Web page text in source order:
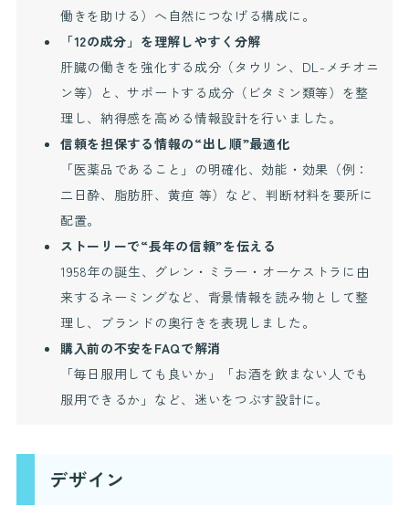
働きを助ける）へ自然につなげる構成に。
「12の成分」を理解しやすく分解
肝臓の働きを強化する成分（タウリン、DL-メチオニ
ン等）と、サポートする成分（ビタミン類等）を整
理し、納得感を高める情報設計を行いました。
信頼を担保する情報の“出し順”最適化
「医薬品であること」の明確化、効能・効果（例：
二日酔、脂肪肝、黄疸 等）など、判断材料を要所に
配置。
ストーリーで“長年の信頼”を伝える
1958年の誕生、グレン・ミラー・オーケストラに由
来するネーミングなど、背景情報を読み物として整
理し、ブランドの奥行きを表現しました。
購入前の不安をFAQで解消
「毎日服用しても良いか」「お酒を飲まない人でも
服用できるか」など、迷いをつぶす設計に。
デザイン